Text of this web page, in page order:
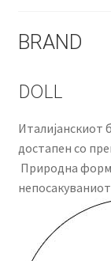
BRAND
DOLL
Италијанскиот
достапен со
Природна